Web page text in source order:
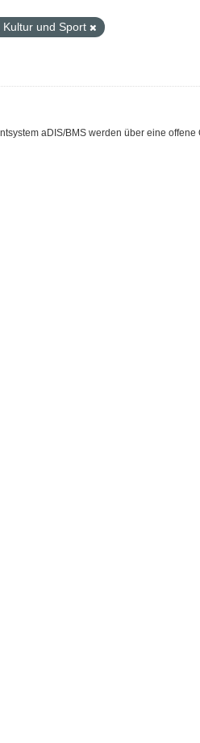
Kultur und Sport
aDIS/BMS werden über eine offene